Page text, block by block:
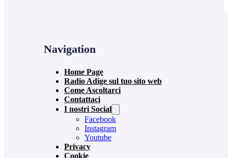
Navigation
Home Page
Radio Adige sul tuo sito web
Come Ascoltarci
Contattaci
I nostri Social
Facebook
Instagram
Youtube
Privacy
Cookie